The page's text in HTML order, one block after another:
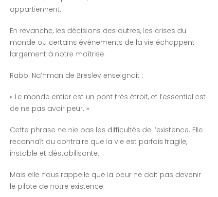
appartiennent.
En revanche, les décisions des autres, les crises du
monde ou certains événements de la vie échappent
largement à notre maîtrise.
Rabbi Na’hman de Breslev enseignait :
« Le monde entier est un pont très étroit, et l’essentiel est
de ne pas avoir peur. »
Cette phrase ne nie pas les difficultés de l’existence. Elle
reconnaît au contraire que la vie est parfois fragile,
instable et déstabilisante.
Mais elle nous rappelle que la peur ne doit pas devenir
le pilote de notre existence.